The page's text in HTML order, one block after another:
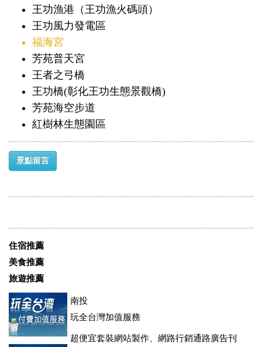
王功漁港（王功漁火碼頭）
王功風力發電區
福海宮
芳苑普天宮
王者之弓橋
王功橋(彰化王功生態景觀橋)
芳苑海空步道
紅樹林生態園區
景點留言
住宿推薦
美食推薦
旅遊推薦
南投
玩全台灣加值服務
超便宜套裝網站製作、網路行銷通路廣告刊